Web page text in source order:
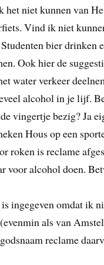
niet kunnen van
Vind ik niet
bier drinken
Ook hier de
water verkeer
alcohol in je lijf.
vingertje bezig? Ja
Hous op een
roken is reclame
voor alcohol doen.
ingegeven omdat ik
als van
reclame